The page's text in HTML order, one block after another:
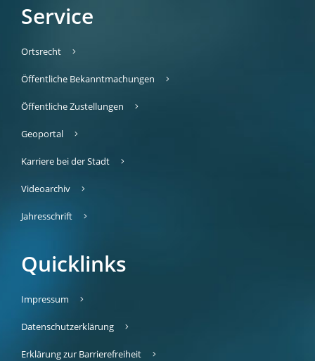
Service
Ortsrecht
Öffentliche Bekanntmachungen
Öffentliche Zustellungen
Geoportal
Karriere bei der Stadt
Videoarchiv
Jahresschrift
Quicklinks
Impressum
Datenschutzerklärung
Erklärung zur Barrierefreiheit